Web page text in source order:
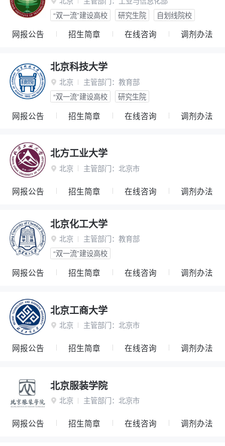
“双一流”建设高校
研究生院 自划线院校
网报公告 招生简章 在线咨询 调剂办法
北京科技大学
 北京 主管部门： 教育部
“双一流”建设高校
研究生院
网报公告 招生简章 在线咨询 调剂办法
北方工业大学
 北京 主管部门： 北京市
网报公告 招生简章 在线咨询 调剂办法
北京化工大学
 北京 主管部门： 教育部
“双一流”建设高校
网报公告 招生简章 在线咨询 调剂办法
北京工商大学
 北京 主管部门： 北京市
网报公告 招生简章 在线咨询 调剂办法
北京服装学院
 北京 主管部门： 北京市
网报公告 招生简章 在线咨询 调剂办法